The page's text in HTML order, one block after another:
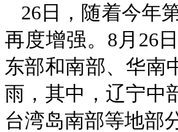
26日，随着今年
再度增强。8月26
东部和南部、华南
雨，其中，辽宁中
台湾岛南部等地部